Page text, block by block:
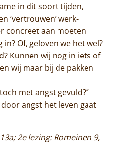
in dit soort tijden,
‘vertrouwen’ werk-
concreet aan moeten
Of, geloven we het wel?
Kunnen wij nog in iets of
wij maar bij de pakken
met angst gevuld?”
angst het leven gaat
2e lezing: Romeinen 9,